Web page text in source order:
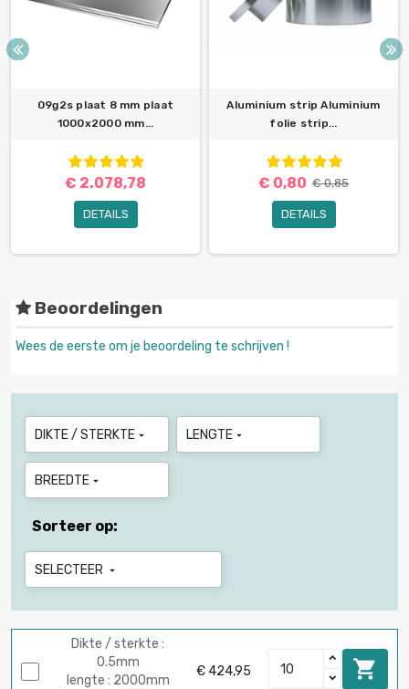
09g2s plaat 8 mm plaat
1000x2000 mm...
€ 2.078,78
DETAILS
Aluminium strip Aluminium
folie strip...
€ 0,80 € 0,85
DETAILS
Beoordelingen
Wees de eerste om je beoordeling te schrijven !
DIKTE / STERKTE  LENGTE 
BREEDTE 
Sorteer op:
SELECTEER 
Dikte / sterkte :
0.5mm
lengte : 2000mm
€ 424,95 